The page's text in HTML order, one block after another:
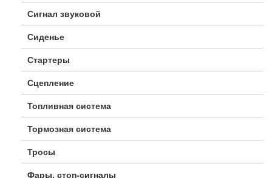
Сигнал звуковой
Сиденье
Стартеры
Сцепление
Топливная система
Тормозная система
Тросы
Фары, стоп-сигналы